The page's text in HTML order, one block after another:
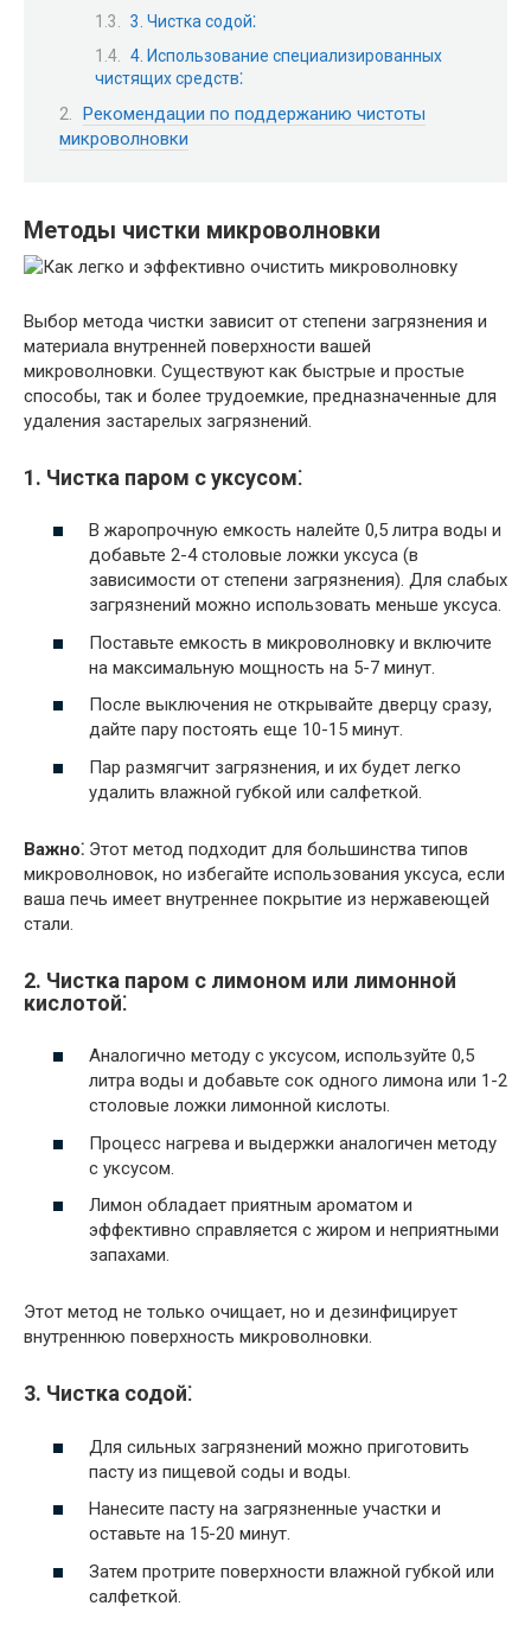
3. Чистка содой⁚
4. Использование специализированных
чистящих средств⁚
Рекомендации по поддержанию чистоты
микроволновки
Методы чистки микроволновки
Выбор метода чистки зависит от степени загрязнения и
материала внутренней поверхности вашей
микроволновки. Существуют как быстрые и простые
способы, так и более трудоемкие, предназначенные для
удаления застарелых загрязнений.
1. Чистка паром с уксусом⁚
В жаропрочную емкость налейте 0,5 литра воды и
добавьте 2-4 столовые ложки уксуса (в
зависимости от степени загрязнения). Для слабых
загрязнений можно использовать меньше уксуса.
Поставьте емкость в микроволновку и включите
на максимальную мощность на 5-7 минут.
После выключения не открывайте дверцу сразу,
дайте пару постоять еще 10-15 минут.
Пар размягчит загрязнения, и их будет легко
удалить влажной губкой или салфеткой.
Важно⁚ Этот метод подходит для большинства типов
микроволновок, но избегайте использования уксуса, если
ваша печь имеет внутреннее покрытие из нержавеющей
стали.
2. Чистка паром с лимоном или лимонной
кислотой⁚
Аналогично методу с уксусом, используйте 0,5
литра воды и добавьте сок одного лимона или 1-2
столовые ложки лимонной кислоты.
Процесс нагрева и выдержки аналогичен методу
с уксусом.
Лимон обладает приятным ароматом и
эффективно справляется с жиром и неприятными
запахами.
Этот метод не только очищает, но и дезинфицирует
внутреннюю поверхность микроволновки.
3. Чистка содой⁚
Для сильных загрязнений можно приготовить
пасту из пищевой соды и воды.
Нанесите пасту на загрязненные участки и
оставьте на 15-20 минут.
Затем протрите поверхности влажной губкой или
салфеткой.